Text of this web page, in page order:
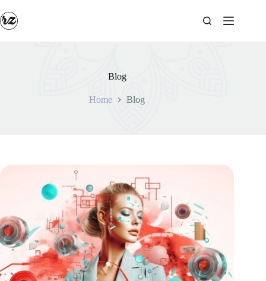
al
contenuto
Blog
Home Blog